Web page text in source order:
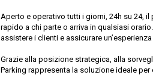
Aperto e operativo tutti i giorni, 24h su 24,
rapido a chi parte o arriva in qualsiasi
assistere i clienti e assicurare
Grazie alla posizione strategica, alla
Parking rappresenta la soluzione ideale